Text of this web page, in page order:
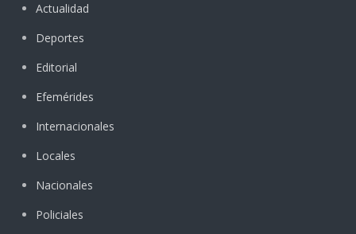
Actualidad
Deportes
Editorial
Efemérides
Internacionales
Locales
Nacionales
Policiales